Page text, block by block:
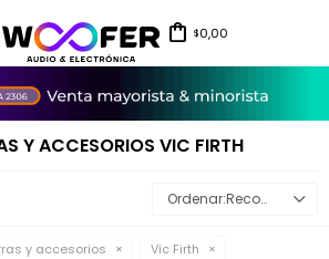
$0,00
Y ACCESORIOS VIC FIRTH
Recomendados
y accesorios Vic Firth